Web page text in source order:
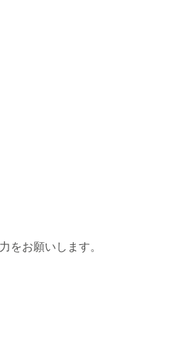
をお願いします。